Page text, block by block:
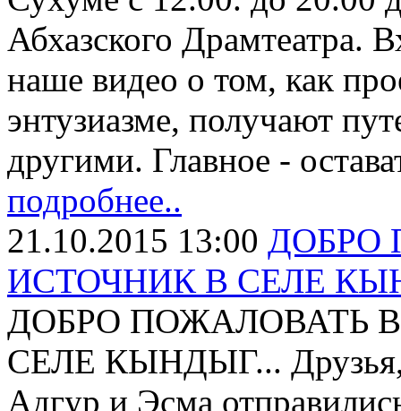
Абхазского Драмтеатра.
наше видео о том, как
энтузиазме, получают
другими. Главное -
подробнее..
21.10.2015 13:00 ДОБРО
ИСТОЧНИК В СЕЛЕ
ДОБРО ПОЖАЛОВАТЬ
СЕЛЕ КЫНДЫГ... Друзья,
Адгур и Эсма